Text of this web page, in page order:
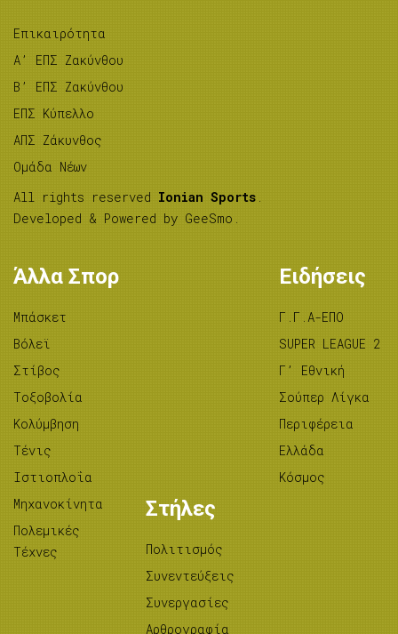
Επικαιρότητα
A’ ΕΠΣ Ζακύνθου
B’ ΕΠΣ Ζακύνθου
ΕΠΣ Κύπελλο
ΑΠΣ Ζάκυνθος
Ομάδα Νέων
All rights reserved Ionian Sports .
Developed & Powered by GeeSmo .
Άλλα Σπορ
Μπάσκετ
Βόλεϊ
Στίβος
Tοξοβολία
Κολύμβηση
Τένις
Ιστιοπλοΐα
Μηχανοκίνητα
Πολεμικές
Τέχνες
Ειδήσεις
Γ.Γ.Α-ΕΠΟ
SUPER LEAGUE 2
Γ’ Εθνική
Σούπερ Λίγκα
Περιφέρεια
Ελλάδα
Κόσμος
Στήλες
Πολιτισμός
Συνεντεύξεις
Συνεργασίες
Αρθρογραφία